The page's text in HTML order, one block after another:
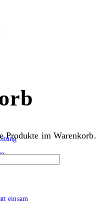
einsam
Produkte im Warenkorb.